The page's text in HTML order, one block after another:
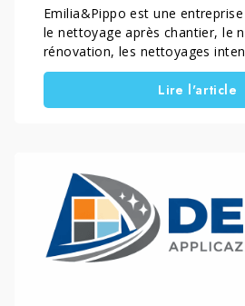
Emilia&Pippo est une
le nettoyage après chantier, le
rénovation, les nettoyages
traitements professionnels des
surfaces. L’entreprise intervient
en Toscane, en Italie, en
Lire l'article